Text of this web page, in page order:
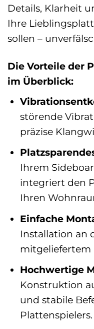
Details, Klarheit
Ihre
sollen –
Die Vorteile der
im Überblick:
störende
präzise
Ihrem
integriert den
Ihren
Einfache
Installation an
mitgeliefertem
Hochwertige
Konstruktion
und stabile
Plattenspielers.